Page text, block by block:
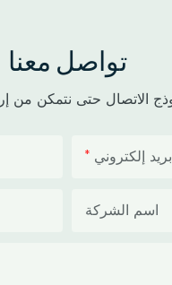
تواصل معنا
بريد إلكتروني
اسم الشركة